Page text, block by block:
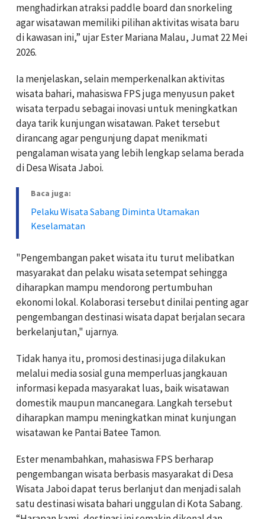
menghadirkan atraksi paddle board dan snorkeling
agar wisatawan memiliki pilihan aktivitas wisata baru
di kawasan ini,” ujar Ester Mariana Malau, Jumat 22 Mei
2026.
Ia menjelaskan, selain memperkenalkan aktivitas
wisata bahari, mahasiswa FPS juga menyusun paket
wisata terpadu sebagai inovasi untuk meningkatkan
daya tarik kunjungan wisatawan. Paket tersebut
dirancang agar pengunjung dapat menikmati
pengalaman wisata yang lebih lengkap selama berada
di Desa Wisata Jaboi.
Baca juga:
Pelaku Wisata Sabang Diminta Utamakan
Keselamatan
"Pengembangan paket wisata itu turut melibatkan
masyarakat dan pelaku wisata setempat sehingga
diharapkan mampu mendorong pertumbuhan
ekonomi lokal. Kolaborasi tersebut dinilai penting agar
pengembangan destinasi wisata dapat berjalan secara
berkelanjutan," ujarnya.
Tidak hanya itu, promosi destinasi juga dilakukan
melalui media sosial guna memperluas jangkauan
informasi kepada masyarakat luas, baik wisatawan
domestik maupun mancanegara. Langkah tersebut
diharapkan mampu meningkatkan minat kunjungan
wisatawan ke Pantai Batee Tamon.
Ester menambahkan, mahasiswa FPS berharap
pengembangan wisata berbasis masyarakat di Desa
Wisata Jaboi dapat terus berlanjut dan menjadi salah
satu destinasi wisata bahari unggulan di Kota Sabang.